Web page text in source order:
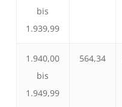
bis
1.939,99
1.940,00
bis
1.949,99
564,34